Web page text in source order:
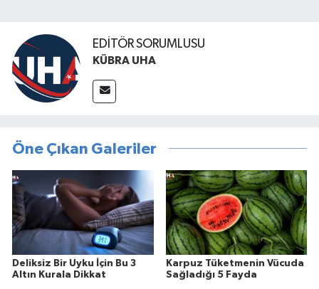
EDİTÖR SORUMLUSU
KÜBRA UHA
Öne Çıkan Galeriler
Deliksiz Bir Uyku İçin Bu 3
Altın Kurala Dikkat
Karpuz Tüketmenin Vücuda
Sağladığı 5 Fayda